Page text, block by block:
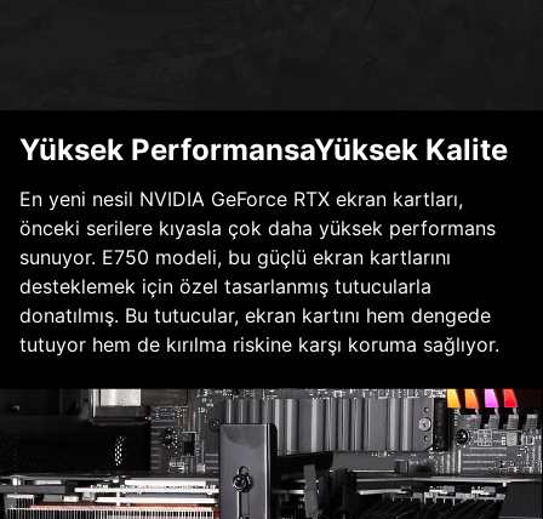
Yüksek PerformansaYüksek Kalite
En yeni nesil NVIDIA GeForce RTX ekran kartları,
önceki serilere kıyasla çok daha yüksek performans
sunuyor. E750 modeli, bu güçlü ekran kartlarını
desteklemek için özel tasarlanmış tutucularla
donatılmış. Bu tutucular, ekran kartını hem dengede
tutuyor hem de kırılma riskine karşı koruma sağlıyor.